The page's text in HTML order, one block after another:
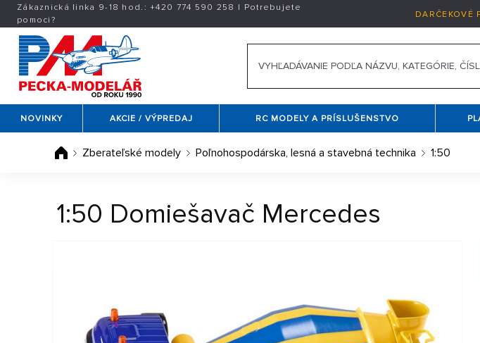
Zákaznická linka 9-18 hod.:+420 774 590 258 | Potrebujete
pomoci?
DARČEKOVÉ
NOVINKY AKCIE / VÝPREDAJ RC MODELY A PRÍSLUŠENSTVO
Zberateľské modely Poľnohospodárska, lesná a stavebná technika 1:50
1:50 Domiešavač Mercedes